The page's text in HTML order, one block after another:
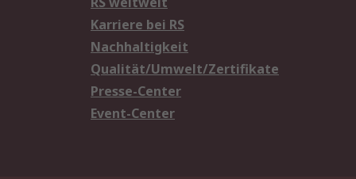
Karriere bei RS
Nachhaltigkeit
Qualität/Umwelt/Zertifikate
Presse-Center
Event-Center